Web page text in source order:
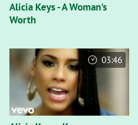
Alicia Keys - A Woman's
Worth
03:46